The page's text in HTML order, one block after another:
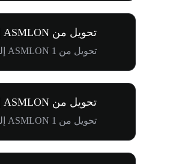
تحويل من ASMLON إلى IDR
تحويل من 1 ASMLON إلى Rp30.75M
تحويل من ASMLON إلى JPY
تحويل من 1 ASMLON إلى 円272.75K